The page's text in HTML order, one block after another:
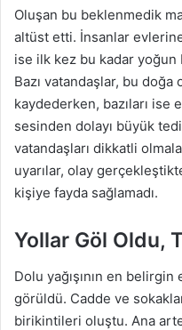
Oluşan bu beklenmedik
altüst etti. İnsanlar
ise ilk kez bu kadar yoğun
Bazı vatandaşlar, bu doğa
kaydederken, bazıları ise
sesinden dolayı büyük
vatandaşları dikkatli
uyarılar, olay
kişiye fayda sağlamadı.
Yollar Göl Oldu,
Dolu yağışının en
görüldü. Cadde ve
birikintileri oluştu. Ana